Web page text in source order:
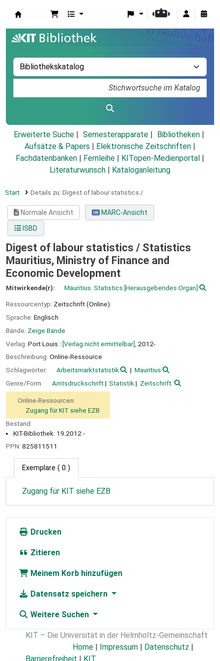
Erweiterte Suche Semesterapparate
Bibliotheken
Aufsätze & Papers
Elektronische Zeitschriften
Fachdatenbanken
Fernleihe KITopen-Medienportal
Literaturwunsch
Kataloganleitung
Start Details zu: Digest of labour statistics /
Normale Ansicht
MARC-Ansicht
ISBD
Digest of labour statistics / Statistics
Mauritius, Ministry of Finance and
Economic Development
Mitwirkende(r): Mauritius. Statistics [Herausgebendes Organ]
Ressourcentyp: Zeitschrift (Online)
Sprache: Englisch
Bände: Zeige Bände
Verlag: Port Louis : [Verlag nicht ermittelbar], 2012-
Beschreibung: Online-Ressource
Schlagwörter:
Arbeitsmarktstatistik
Mauritius
Genre/Form:
Amtsdruckschrift Statistik Zeitschrift
Online-Ressourcen:
Zugang für KIT siehe EZB
Bestand:
KIT-Bibliothek: 19.2012 -
PPN: 825811511
Exemplare ( 0 )
Zugang für KIT siehe EZB
Drucken
Zitieren
Meinem Korb hinzufügen
Datensatz speichern
Weitere Suchen
KIT – Die Universität in der Helmholtz-Gemeinschaft
Home | Impressum | Datenschutz |
Barrierefreiheit | KIT